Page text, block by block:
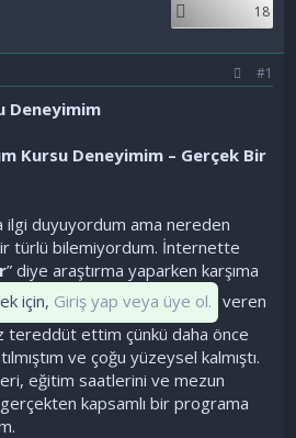
18
#1
Deneyimim
Kursu Deneyimim – Gerçek Bir
ilgi duyuyordum ama nereden
türlü bilemiyordum. İnternette
” diye araştırma yaparken karşıma
için, Giriş yap veya üye ol. veren
tereddüt ettim çünkü daha önce
ve çoğu yüzeysel kalmıştı.
eğitim saatlerini ve mezun
kapsamlı bir programa